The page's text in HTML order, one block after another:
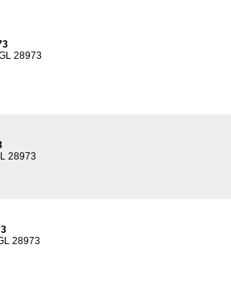
28973
28973
28973